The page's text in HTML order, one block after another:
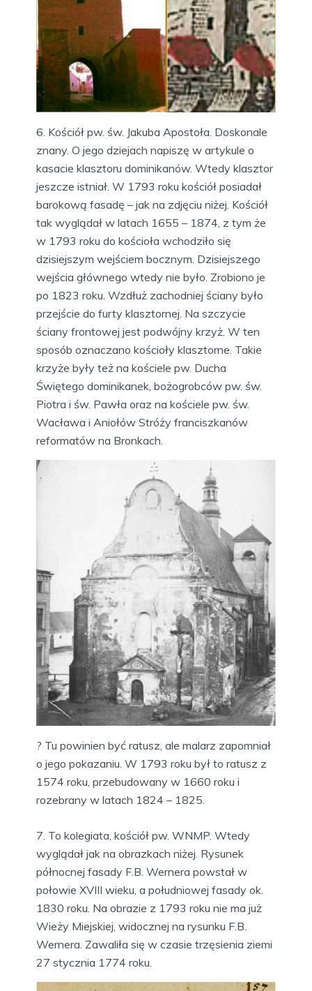
6. Kościół pw. św. Jakuba Apostoła. Doskonale
znany. O jego dziejach napiszę w artykule o
kasacie klasztoru dominikanów. Wtedy klasztor
jeszcze istniał. W 1793 roku kościół posiadał
barokową fasadę – jak na zdjęciu niżej. Kościół
tak wyglądał w latach 1655 – 1874, z tym że
w 1793 roku do kościoła wchodziło się
dzisiejszym wejściem bocznym. Dzisiejszego
wejścia głównego wtedy nie było. Zrobiono je
po 1823 roku. Wzdłuż zachodniej ściany było
przejście do furty klasztornej. Na szczycie
ściany frontowej jest podwójny krzyż. W ten
sposób oznaczano kościoły klasztorne. Takie
krzyże były też na kościele pw. Ducha
Świętego dominikanek, bożogrobców pw. św.
Piotra i św. Pawła oraz na kościele pw. św.
Wacława i Aniołów Stróży franciszkanów
reformatów na Bronkach.
? Tu powinien być ratusz, ale malarz zapomniał
o jego pokazaniu. W 1793 roku był to ratusz z
1574 roku, przebudowany w 1660 roku i
rozebrany w latach 1824 – 1825.
7. To kolegiata, kościół pw. WNMP. Wtedy
wyglądał jak na obrazkach niżej. Rysunek
północnej fasady F.B. Wernera powstał w
połowie XVIII wieku, a południowej fasady ok.
1830 roku. Na obrazie z 1793 roku nie ma już
Wieży Miejskiej, widocznej na rysunku F.B.
Wernera. Zawaliła się w czasie trzęsienia ziemi
27 stycznia 1774 roku.